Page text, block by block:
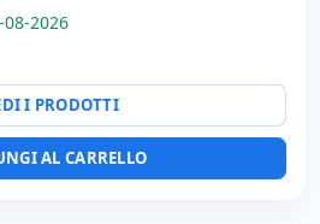
Port · DVI
cm.
2026
I PRODOTTI
AL CARRELLO